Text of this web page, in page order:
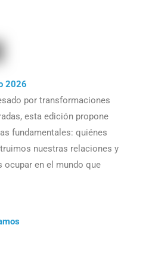
2026
por transformaciones
esta edición propone
fundamentales: quiénes
nuestras relaciones y
ocupar en el mundo que